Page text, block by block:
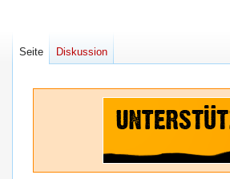
Seite Diskussion